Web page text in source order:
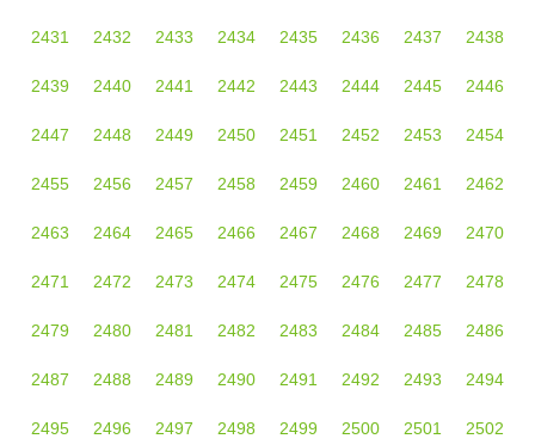
2431 2432 2433 2434 2435 2436 2437 2438
2439 2440 2441 2442 2443 2444 2445 2446
2447 2448 2449 2450 2451 2452 2453 2454
2455 2456 2457 2458 2459 2460 2461 2462
2463 2464 2465 2466 2467 2468 2469 2470
2471 2472 2473 2474 2475 2476 2477 2478
2479 2480 2481 2482 2483 2484 2485 2486
2487 2488 2489 2490 2491 2492 2493 2494
2495 2496 2497 2498 2499 2500 2501 2502